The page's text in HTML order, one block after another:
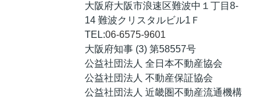
大阪府大阪市浪速区難波中１丁目8-
14 難波クリスタルビル1Ｆ
TEL:06-6575-9601
大阪府知事 (3) 第58557号
公益社団法人 全日本不動産協会
公益社団法人 不動産保証協会
公益社団法人 近畿圏不動産流通機構